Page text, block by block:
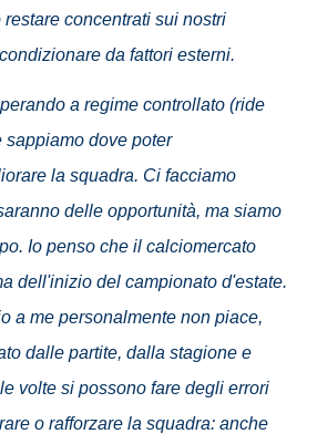
concentrati sui nostri
da fattori esterni.
a regime controllato (ride
sappiamo dove poter
la squadra. Ci facciamo
delle opportunità, ma siamo
Io penso che il calciomercato
dell'inizio del campionato d'estate.
a me personalmente non piace,
dalle partite, dalla stagione e
volte si possono fare degli errori
o rafforzare la squadra: anche